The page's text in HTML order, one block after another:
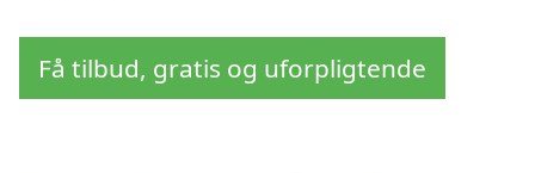
Få tilbud, gratis og uforpligtende